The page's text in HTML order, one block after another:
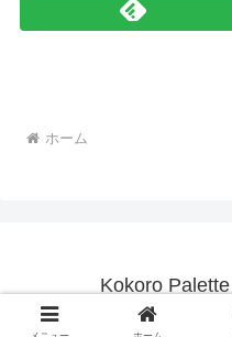
ホーム
Kokoro
© 2025 Kokoro